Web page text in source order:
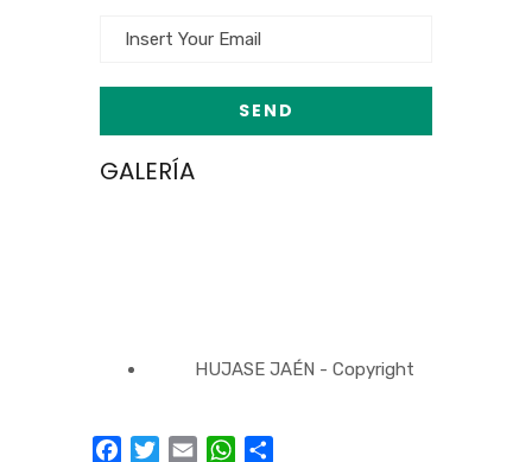
GALERÍA
HUJASE JAÉN - Copyright
FacebookTwitter
Email WhatsApp